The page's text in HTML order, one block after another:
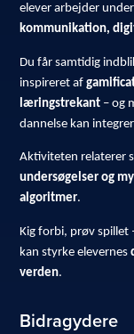
elever arbejder
kommunikation,
Du får samtidig
inspireret af
læringstrekant – og
dannelse kan
Aktiviteten relaterer
undersøgelser og
algoritmer.
Kig forbi, prøv spillet
kan styrke elevernes
verden.
Bidragydere